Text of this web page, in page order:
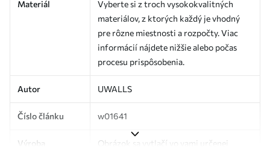
Materiál
Vyberte si z troch vysokokvalitných
materiálov, z ktorých každý je vhodný
pre rôzne miestnosti a rozpočty. Viac
informácií nájdete nižšie alebo počas
procesu prispôsobenia.
Autor UWALLS
Číslo článku w01641
Výroba
Obrázok sa vytlačí vo vami určenej